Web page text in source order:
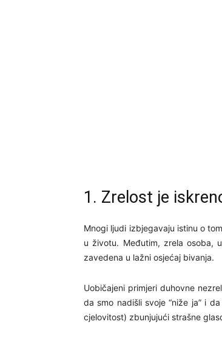
1. Zrelost je
Mnogi ljudi izbjegavaju istinu o
u životu. Međutim, zrela osoba,
zavedena u lažni osjećaj bivanja.
Uobičajeni primjeri duhovne
da smo nadišli svoje “niže ja” i
cjelovitost) zbunjujući strašne